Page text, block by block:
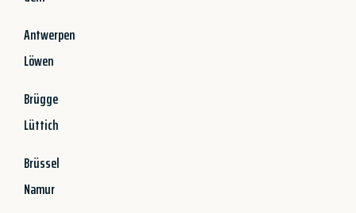
Antwerpen
Löwen
Brügge
Lüttich
Brüssel
Namur